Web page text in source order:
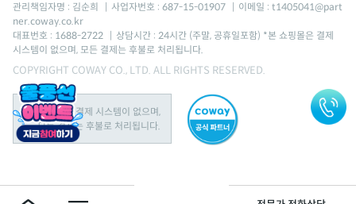
관리책임자명 : 김순희
사업자번호 : 687-15-01907
이메일 : t1405041@part
ner.coway.co.kr
대표번호 : 1688-2722
상담시간 : 24시간 (주말, 공휴일포함) *본 쇼핑몰은 결제
시스템이 없으며, 모든 결제는 후불로 처리됩니다.
COPYRIGHT COWAY CO., LTD. ALL RIGHTS RESERVED.
본 쇼핑몰은 결제 시스템이 없으며,
모든 결제는 후불로 처리됩니다.